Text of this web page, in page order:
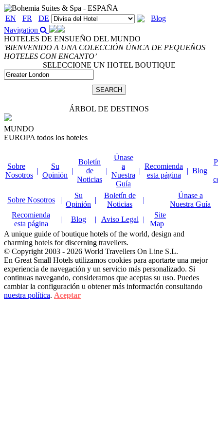
EN FR DE
Blog
Navigation
HOTELES DE ENSUEÑO DEL MUNDO
'BIENVENIDO A UNA COLECCIÓN ÚNICA DE PEQUEÑOS
HOTELES CON ENCANTO’
SELECCIONE UN HOTEL BOUTIQUE
ÁRBOL DE DESTINOS
MUNDO
EUROPA todos los hoteles
Sobre
Nosotros
|
Su
Opinión
|
Boletín
de
Noticias
|
Únase
a
Nuestra
Guía
|
Recomienda
esta página
| Blog
Sobre Nosotros |
Su
Opinión
|
Boletín de
Noticias
|
Únase a
Nuestra Guía
Recomienda
esta página
| Blog | Aviso Legal |
Site
Map
A unique guide of boutique hotels of the world, design and
charming hotels for discerning travellers.
© Copyright 2003 - 2026 World Travellers On Line S.L.
En Great Small Hotels utilizamos cookies para aportarte una mejor
experiencia de navegación y un servicio más personalizado. Si
continuas navegando, consideramos que aceptas su uso. Puedes
cambiar la configuración u obtener más información consultando
nuestra política. Aceptar